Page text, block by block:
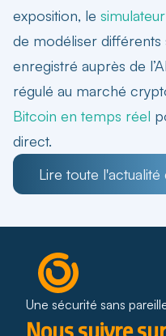
exposition, le
de modéliser différents
enregistré auprès de
régulé au marché
Bitcoin en temps réel
direct.
Lire toute l'actualité
Une sécurité sans